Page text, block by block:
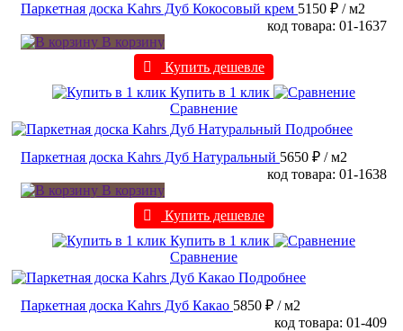
Паркетная доска Kahrs Дуб Кокосовый крем 5150 ₽ / м2
код товара: 01-1637
В корзину
Купить дешевле
Купить в 1 клик
Сравнение
Подробнее
Паркетная доска Kahrs Дуб Натуральный 5650 ₽ / м2
код товара: 01-1638
В корзину
Купить дешевле
Купить в 1 клик
Сравнение
Подробнее
Паркетная доска Kahrs Дуб Какао 5850 ₽ / м2
код товара: 01-409